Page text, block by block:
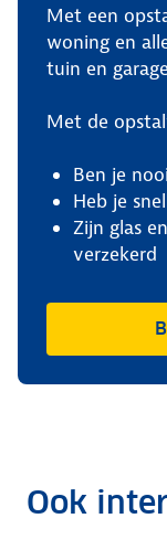
Met een
woning en
tuin en
Met de
Ben je
Heb je
Zijn glas
verzekerd
Ook